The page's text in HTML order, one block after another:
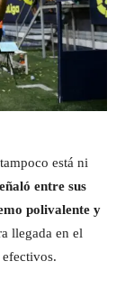
está ni
entre sus
polivalente y
llegada en el